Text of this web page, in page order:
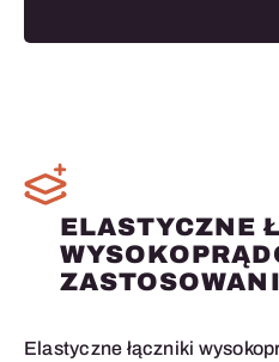
ELASTYCZNE
Elastyczne łączniki